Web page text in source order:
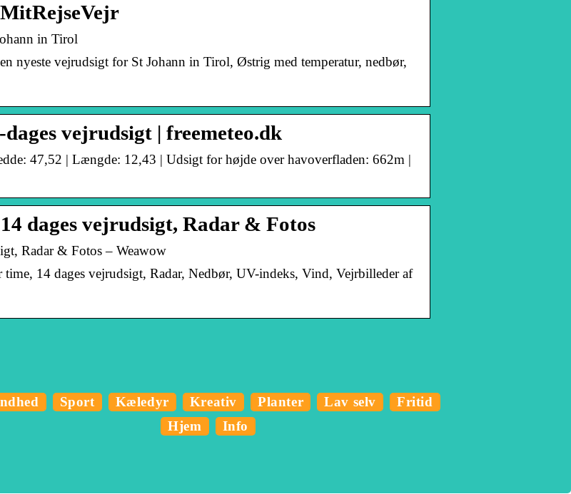
in Tirol
nyeste vejrudsigt for St Johann in Tirol, Østrig med temperatur, nedbør,
vejrudsigt | freemeteo.dk
47,52 | Længde: 12,43 | Udsigt for højde over havoverfladen: 662m |
dages vejrudsigt, Radar & Fotos
Radar & Fotos – Weawow
14 dages vejrudsigt, Radar, Nedbør, UV-indeks, Vind, Vejrbilleder af
Sport Kæledyr Kreativ Planter Lav selv
Fritid
Hjem
Info